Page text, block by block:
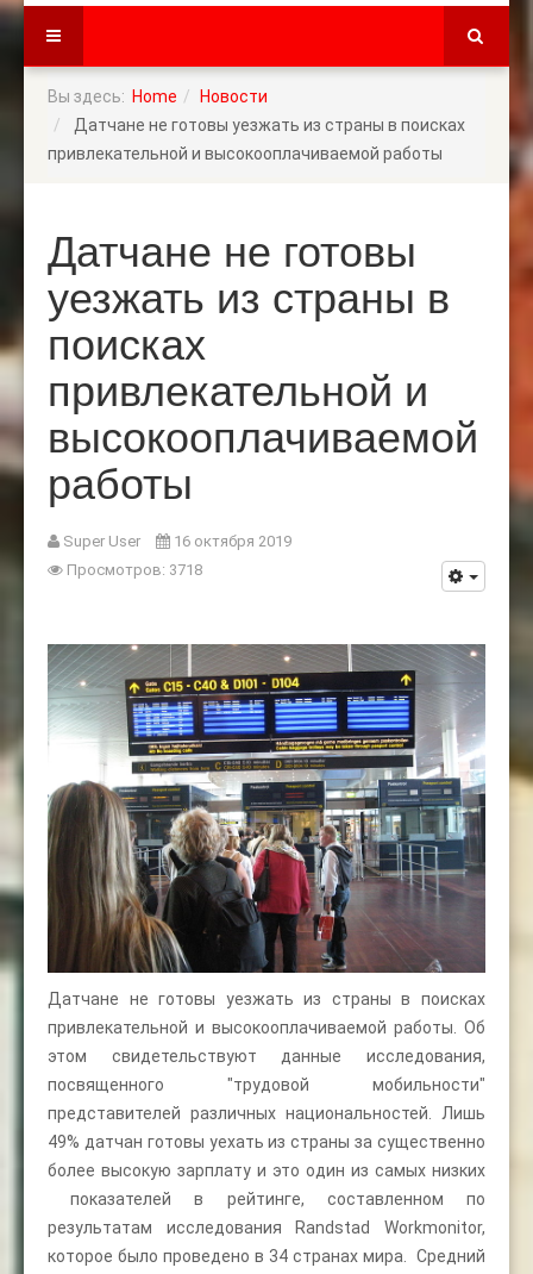
Вы здесь: Home
Новости
Датчане не готовы уезжать из страны в поисках
привлекательной и высокооплачиваемой работы
Датчане не готовы
уезжать из страны в
поисках
привлекательной и
высокооплачиваемой
работы
Super User
16 октября 2019
Просмотров: 3718
Датчане не готовы уезжать из страны в поисках
привлекательной и высокооплачиваемой работы. Об
этом свидетельствуют данные исследования,
посвященного "трудовой мобильности"
представителей различных национальностей. Лишь
49% датчан готовы уехать из страны за существенно
более высокую зарплату и это один из самых низких
показателей в рейтинге, составленном по
результатам исследования Randstad Workmonitor,
которое было проведено в 34 странах мира. Средний